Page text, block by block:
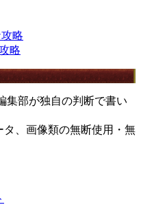
略
略
集部が独自の判断で書い
、画像類の無断使用・無